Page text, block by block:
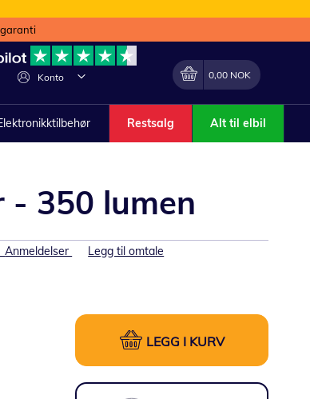
garanti
Konto Endring
Min handlekurv
0,00 NOK
Restsalg Alt til elbil
- 350 lumen
Anmeldelser Legg til omtale
LEGG I KURV